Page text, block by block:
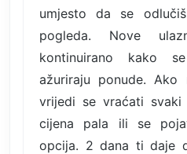
umjesto da se
pogleda. Nove
kontinuirano kako
ažuriraju ponude.
vrijedi se vraćati
cijena pala ili se
opcija. 2 dana ti daje